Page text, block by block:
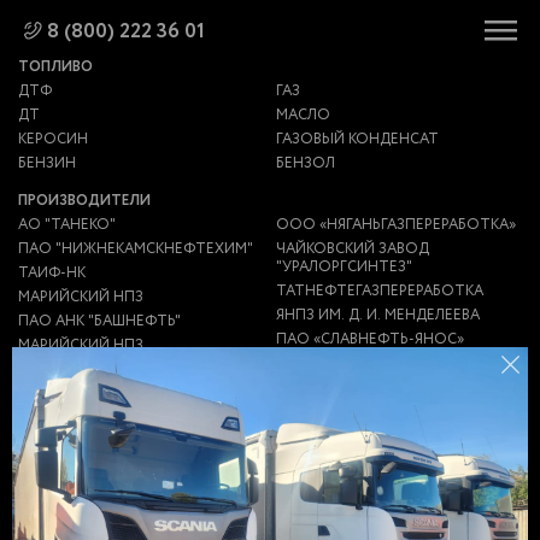
8 (800) 222 36 01
ТОПЛИВО
ДТФ
ДТ
КЕРОСИН
БЕНЗИН
ГАЗ
МАСЛО
ГАЗОВЫЙ КОНДЕНСАТ
БЕНЗОЛ
ПРОИЗВОДИТЕЛИ
АО "ТАНЕКО"
ПАО "НИЖНЕКАМСКНЕФТЕХИМ"
ТАИФ-НК
МАРИЙСКИЙ НПЗ
ПАО АНК "БАШНЕФТЬ"
МАРИЙСКИЙ НПЗ
ЯРОСЛАВСКИЙ НПЗ
ИМ.МЕНДЕЛЕЕВА (ЯНПЗ)
НПЗ "НС-ОЙЛ"
НИКОЛАЕВСКИЙ НПЗ
АНТИПИНСКИЙ НПЗ
НГДУ "ЕЛХОВНЕФТЬ"
УТНИИ ООО "ГАЗПРОМ ДОБЫЧА
УРЕНГОЙ"
ООО «НЯГАНЬГАЗПЕРЕРАБОТКА»
ЧАЙКОВСКИЙ ЗАВОД
"УРАЛОРГСИНТЕЗ"
ТАТНЕФТЕГАЗПЕРЕРАБОТКА
ЯНПЗ ИМ. Д. И. МЕНДЕЛЕЕВА
ПАО «СЛАВНЕФТЬ-ЯНОС»
ООО "ГСМ-ЛОГИСТИКА"
ЗАВОД НЗНП
ЗАВОД ЭКОТОН
ГАЗПРОМ
НПЗ
НЕФТЕБАЗА